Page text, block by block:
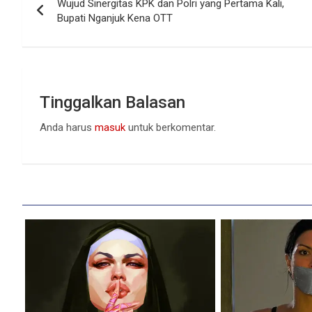
pos
Wujud Sinergitas KPK dan Polri yang Pertama Kali,
Bupati Nganjuk Kena OTT
Tinggalkan Balasan
Anda harus masuk untuk berkomentar.